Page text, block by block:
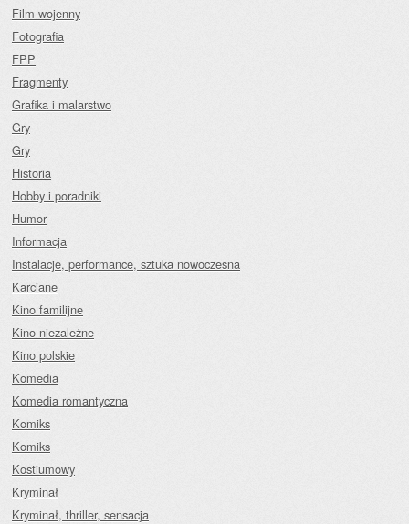
Film wojenny
Fotografia
FPP
Fragmenty
Grafika i malarstwo
Gry
Gry
Historia
Hobby i poradniki
Humor
Informacja
Instalacje, performance, sztuka nowoczesna
Karciane
Kino familijne
Kino niezależne
Kino polskie
Komedia
Komedia romantyczna
Komiks
Komiks
Kostiumowy
Kryminał
Kryminał, thriller, sensacja